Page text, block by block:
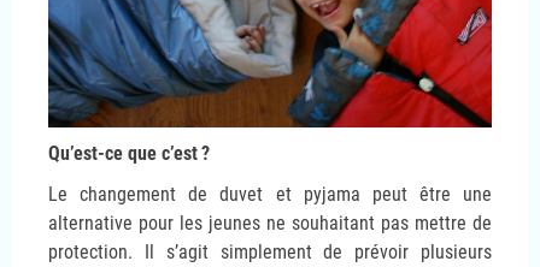
Qu’est-ce que c’est?
Le changement de duvet et pyjama peut être une
alternative pour les jeunes ne souhaitant pas mettre de
protection. Il s’agit simplement de prévoir plusieurs